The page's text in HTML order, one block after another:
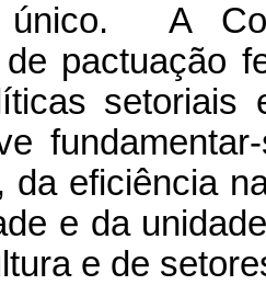
único. A
pactuação
da eficiência
e da
e de